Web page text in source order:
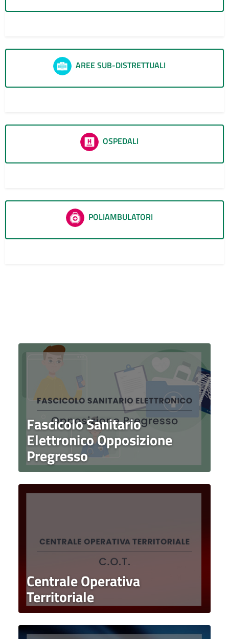
AREE SUB-DISTRETTUALI
OSPEDALI
POLIAMBULATORI
Fascicolo Sanitario
Elettronico Opposizione
Pregresso
Centrale Operativa
Territoriale